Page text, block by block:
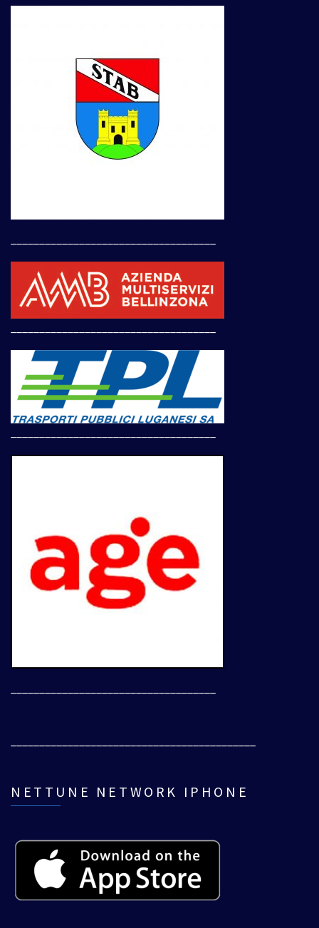
NETTUNE NETWORK IPHONE